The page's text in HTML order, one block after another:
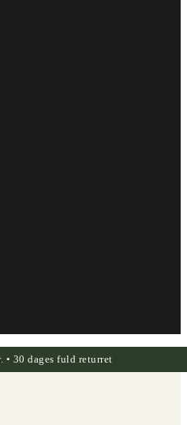
• 30 dages fuld returret